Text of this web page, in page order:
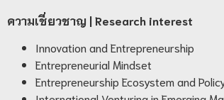
ความเชี่ยวชาญ | Research interest
Innovation and Entrepreneurship
Entrepreneurial Mindset
Entrepreneurship Ecosystem and